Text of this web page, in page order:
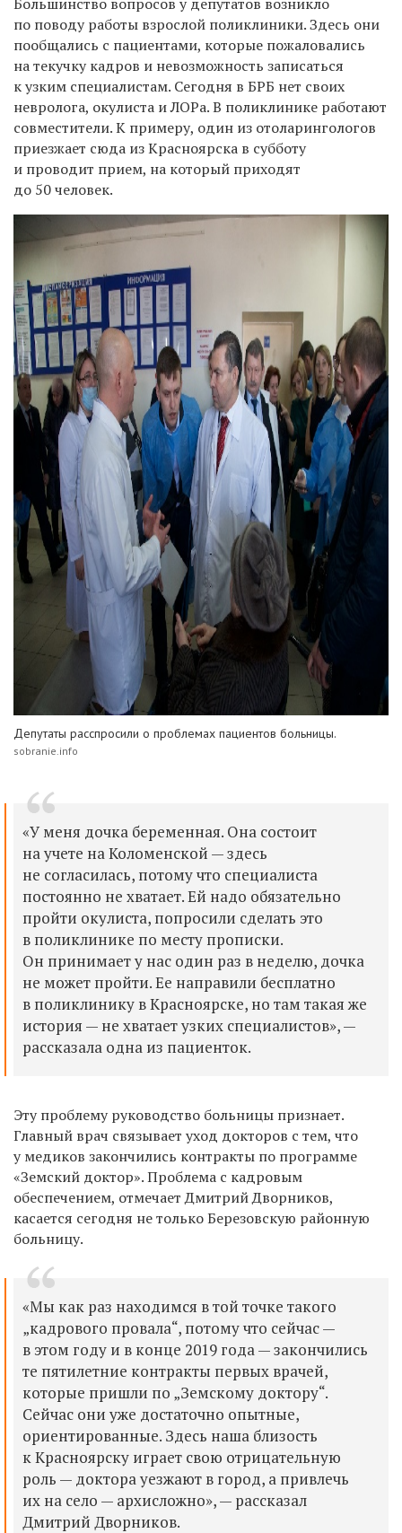
по поводу работы взрослой поликлиники.Здесь они
пообщались с пациентами, которые пожаловались
на текучку кадров и невозможность записаться
к узким специалистам. Сегодня в БРБ нет своих
невролога, окулиста и ЛОРа.В поликлинике работают
совместители. К примеру, один из отоларингологов
приезжает сюда из Красноярска в субботу
и проводит прием, на который приходят
до 50 человек.
Депутаты расспросили о проблемах пациентов больницы.
sobranie.info
«У меня дочка беременная. Она состоит
на учете на Коломенской —здесь
не согласилась, потому что специалиста
постоянно не хватает.Ей надо обязательно
пройти окулиста, попросили сделать это
в поликлинике по месту прописки.
Он принимает у нас один раз в неделю, дочка
не может пройти. Ее направили бесплатно
в поликлинику в Красноярске, но там такая же
история — не хватает узких специалистов», —
рассказала одна из пациенток.
Эту проблему руководство больницы признает.
Главный врач связывает уход докторов с тем, что
у медиков закончились контракты по программе
«Земский доктор». Проблема с кадровым
обеспечением, отмечает Дмитрий Дворников,
касается сегодня не только Березовскую районную
больницу.
«Мы как раз находимся в той точке такого
„кадрового провала“, потому что сейчас —
в этом году и в конце 2019 года — закончились
те пятилетние контракты первых врачей,
которые пришли по „Земскому доктору“.
Сейчас они уже достаточно опытные,
ориентированные. Здесь наша близость
к Красноярску играет свою отрицательную
роль — доктора уезжают в город, а привлечь
их на село — архисложно», — рассказал
Дмитрий Дворников.